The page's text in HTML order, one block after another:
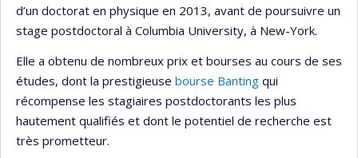
d’un doctorat en physique en 2013, avant de poursuivre un
stage postdoctoral à Columbia University, à New-York.
Elle a obtenu de nombreux prix et bourses au cours de ses
études, dont la prestigieuse bourse Banting qui
récompense les stagiaires postdoctorants les plus
hautement qualifiés et dont le potentiel de recherche est
très prometteur.